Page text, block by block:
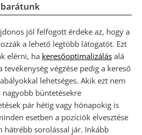
barátunk
jól felfogott érdeke az, hogy a
a lehető legtöbb látogatót. Ezt
elérni, ha keresőoptimalizálás alá
végzése pedig a kereső
lehetséges. Akik ezt nem
büntetésekre
pár hétig vagy hónapokig is
esetben a pozíciók elvesztése
hátrébb sorolással jár. Inkább